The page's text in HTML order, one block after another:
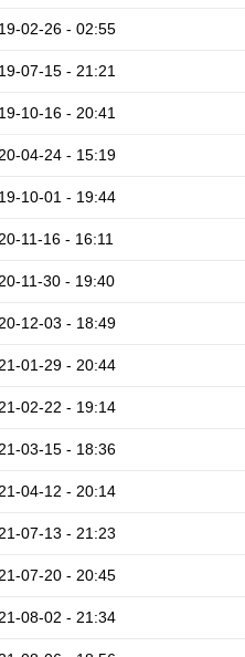
02-26 - 02:55
07-15 - 21:21
10-16 - 20:41
04-24 - 15:19
10-01 - 19:44
11-16 - 16:11
11-30 - 19:40
12-03 - 18:49
01-29 - 20:44
02-22 - 19:14
03-15 - 18:36
04-12 - 20:14
07-13 - 21:23
07-20 - 20:45
08-02 - 21:34